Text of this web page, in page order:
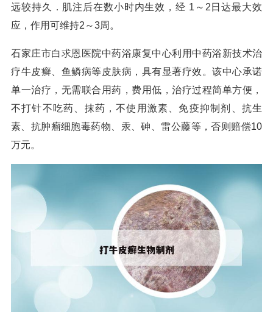
远较持久．肌注后在数小时内生效，经 1～2日达最大效
应，作用可维持2～3周。
石家庄市白求恩医院中药浴康复中心利用中药浴新技术治
疗牛皮癣、鱼鳞病等皮肤病，具有显著疗效。该中心承诺
单一治疗，无需联合用药，费用低，治疗过程简单方便，
不打针不吃药、抹药，不使用激素、免疫抑制剂、抗生
素、抗肿瘤细胞毒药物、汞、砷、雷公藤等，否则赔偿10
万元。